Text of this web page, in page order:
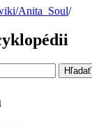
Anita_Soul/
Hľadať